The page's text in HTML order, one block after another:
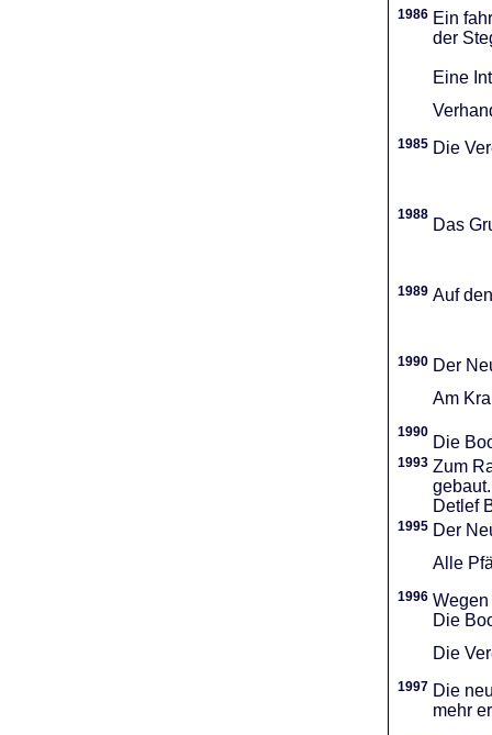
1986 Ein
der
Eine
1985 Die
1988
Das
1989 Auf
1990 Der
Am
1990
Die
1993 Zum
gebaut.
Detlef
1995 Der
Alle
1996
Die
Die
1997 Die
mehr